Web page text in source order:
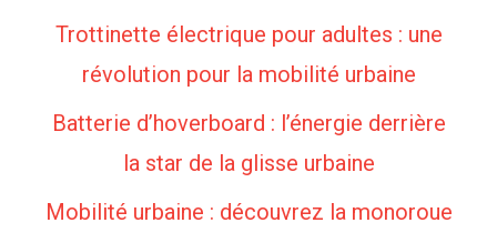
Trottinette électrique pour adultes : une
révolution pour la mobilité urbaine
Batterie d’hoverboard : l’énergie derrière
la star de la glisse urbaine
Mobilité urbaine : découvrez la monoroue